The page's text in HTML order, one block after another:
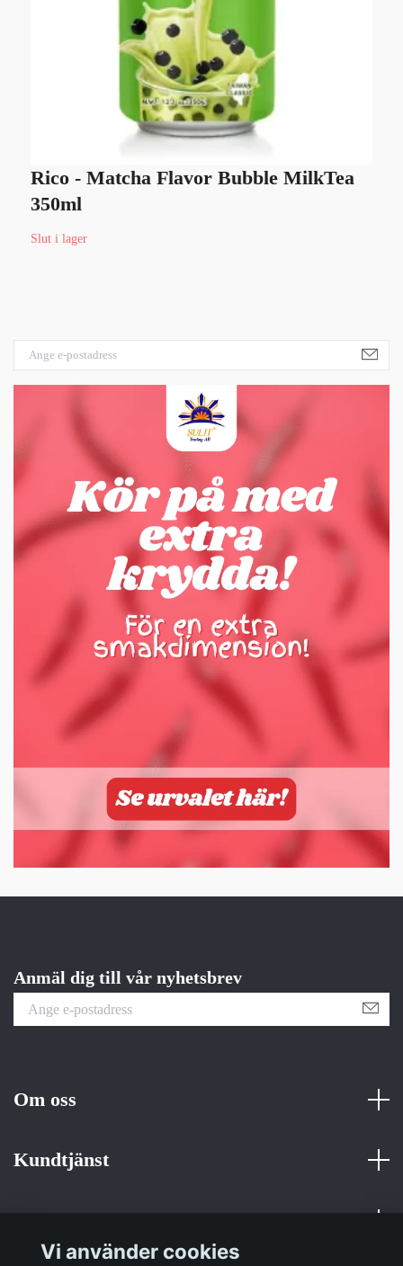
Rico - Matcha Flavor Bubble MilkTea
350ml
Slut i lager
Anmäl dig till vår nyhetsbrev
Om oss
Kundtjänst
Vi använder cookies